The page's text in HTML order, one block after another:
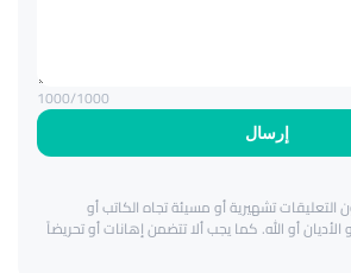
إرسال
1000/1000
التعليقات تشهيرية أو مسيئة تجاه الكاتب أو
أو الله. كما يجب ألا تتضمن إهانات أو تحريضاً